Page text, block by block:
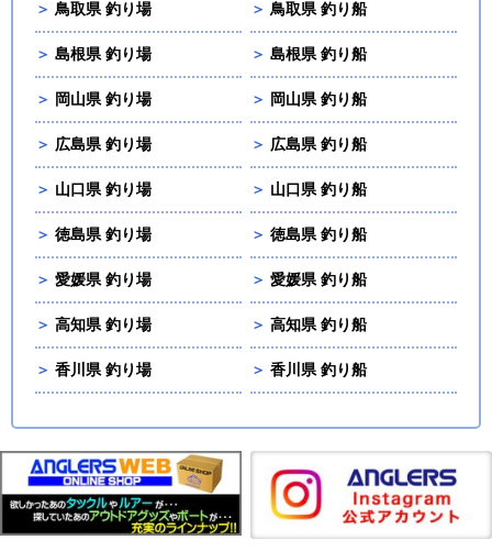
＞ 鳥取県 釣り場 ＞ 鳥取県 釣り船
＞ 島根県 釣り場 ＞ 島根県 釣り船
＞ 岡山県 釣り場 ＞ 岡山県 釣り船
＞ 広島県 釣り場 ＞ 広島県 釣り船
＞ 山口県 釣り場 ＞ 山口県 釣り船
＞ 徳島県 釣り場 ＞ 徳島県 釣り船
＞ 愛媛県 釣り場 ＞ 愛媛県 釣り船
＞ 高知県 釣り場 ＞ 高知県 釣り船
＞ 香川県 釣り場 ＞ 香川県 釣り船